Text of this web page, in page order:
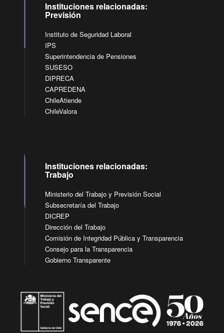
Instituciones relacionadas:
Previsión
Instituto de Seguridad Laboral
IPS
Superintendencia de Pensiones
SUSESO
DIPRECA
CAPREDENA
ChileAtiende
ChileValora
Instituciones relacionadas:
Trabajo
Ministerio del Trabajo y Previsión Social
Subsecretaría del Trabajo
DICREP
Dirección del Trabajo
Comisión de Integridad Pública y Transparencia
Consejo para la Transparencia
Gobierno Transparente